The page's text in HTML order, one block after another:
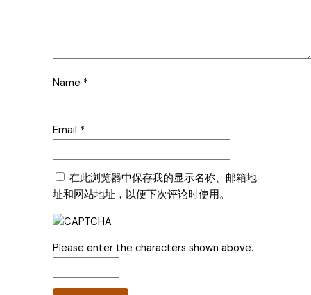
Name *
Email *
在此浏览器中保存我的显示名称、邮箱地
址和网站地址，以便下次评论时使用。
Please enter the characters shown above.